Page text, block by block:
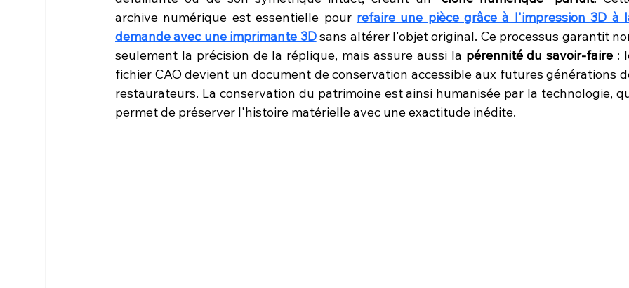
archive numérique est essentielle pour refaire une pièce grâce à l'impression 3D à
demande avec une imprimante 3D sans altérer l'objet original. Ce processus garantit
seulement la précision de la réplique, mais assure aussi la pérennité du savoir-faire :
fichier CAO devient un document de conservation accessible aux futures générations
restaurateurs. La conservation du patrimoine est ainsi humanisée par la technologie,
permet de préserver l'histoire matérielle avec une exactitude inédite.